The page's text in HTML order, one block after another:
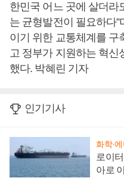
한민국 어느 곳에 살더라
는 균형발전이 필요하다
이기 위한 교통체계를 구
고 정부가 지원하는 혁신
했다. 박혜린 기자
인기기사
화학·
로이
아로